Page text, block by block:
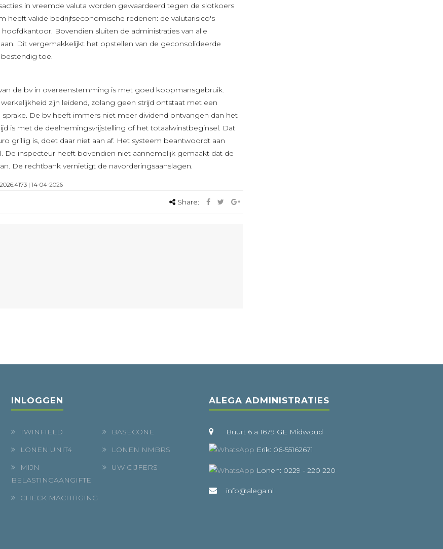
in vreemde valuta worden gewaardeerd tegen de slotkoers
heeft valide bedrijfseconomische redenen: de valutarisico's
Bovendien sluiten de administraties van alle
Dit vergemakkelijkt het opstellen van de geconsolideerde
toe.
de bv in overeenstemming is met goed koopmansgebruik.
zijn leidend, zolang geen strijd ontstaat met een
De bv heeft immers niet meer dividend ontvangen dan het
is met de deelnemingsvrijstelling of het totaalwinstbeginsel. Dat
grillig is, doet daar niet aan af. Het systeem beantwoordt aan
De inspecteur heeft bovendien niet aannemelijk gemaakt dat de
De rechtbank vernietigt de navorderingsaanslagen.
| 14-04-2026
Share:
INLOGGEN
TWINFIELD
BASECONE
LONEN UNIT4
LONEN NMBRS
MIJN
BELASTINGAANGIFTE
UW CIJFERS
CHECK MACHTIGING
ALEGA ADMINISTRATIES
Buurt 6 a 1679 GE Midwoud
Erik: 06-55162671
Lonen: 0229 - 220 220
info@alega.nl